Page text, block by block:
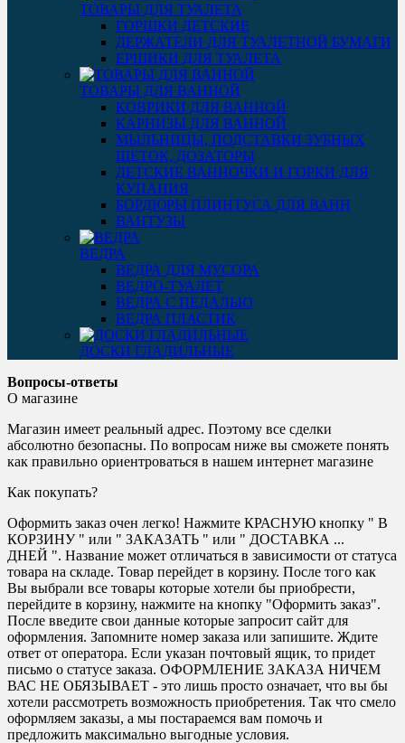
ТОВАРЫ ДЛЯ ТУАЛЕТА
ГОРШКИ ДЕТСКИЕ
ДЕРЖАТЕЛИ ДЛЯ ТУАЛЕТНОЙ БУМАГИ
ЕРШИКИ ДЛЯ ТУАЛЕТА
ТОВАРЫ ДЛЯ ВАННОЙ
КОВРИКИ ДЛЯ ВАННОЙ
КАРНИЗЫ ДЛЯ ВАННОЙ
МЫЛЬНИЦЫ, ПОДСТАВКИ ЗУБНЫХ
ЩЕТОК, ДОЗАТОРЫ
ДЕТСКИЕ ВАННОЧКИ И ГОРКИ ДЛЯ
КУПАНИЯ
БОРДЮРЫ ПЛИНТУСА ДЛЯ ВАНН
ВАНТУЗЫ
ВЕДРА
ВЕДРА ДЛЯ МУСОРА
ВЕДРО-ТУАЛЕТ
ВЕДРА С ПЕДАЛЬЮ
ВЕДРА ПЛАСТИК
ДОСКИ ГЛАДИЛЬНЫЕ
Вопросы-ответы
О магазине
Магазин имеет реальный адрес. Поэтому все сделки
абсолютно безопасны. По вопросам ниже вы сможете понять
как правильно ориентроваться в нашем интернет магазине
Как покупать?
Оформить заказ очен легко! Нажмите КРАСНУЮ кнопку " В
КОРЗИНУ " или " ЗАКАЗАТЬ " или " ДОСТАВКА ...
ДНЕЙ ". Название может отличаться в зависимости от статуса
товара на складе. Товар перейдет в корзину. После того как
Вы выбрали все товары которые хотели бы приобрести,
перейдите в корзину, нажмите на кнопку "Оформить заказ".
После введите свои данные которые запросит сайт для
оформления. Запомните номер заказа или запишите. Ждите
ответ от оператора. Если указан почтовый ящик, то придет
письмо о статусе заказа. ОФОРМЛЕНИЕ ЗАКАЗА НИЧЕМ
ВАС НЕ ОБЯЗЫВАЕТ - это лишь просто означает, что вы бы
хотели рассмотреть возможность приобретения. Так что смело
оформляем заказы, а мы постараемся вам помочь и
предложить максимально выгодные условия.